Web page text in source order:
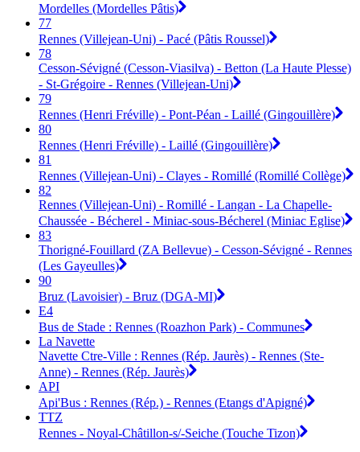
Mordelles (Mordelles Pâtis)
77
Rennes (Villejean-Uni) - Pacé (Pâtis Roussel)
78
Cesson-Sévigné (Cesson-Viasilva) - Betton (La Haute Plesse)
- St-Grégoire - Rennes (Villejean-Uni)
79
Rennes (Henri Fréville) - Pont-Péan - Laillé (Gingouillère)
80
Rennes (Henri Fréville) - Laillé (Gingouillère)
81
Rennes (Villejean-Uni) - Clayes - Romillé (Romillé Collège)
82
Rennes (Villejean-Uni) - Romillé - Langan - La Chapelle-
Chaussée - Bécherel - Miniac-sous-Bécherel (Miniac Eglise)
83
Thorigné-Fouillard (ZA Bellevue) - Cesson-Sévigné - Rennes
(Les Gayeulles)
90
Bruz (Lavoisier) - Bruz (DGA-MI)
E4
Bus de Stade : Rennes (Roazhon Park) - Communes
La Navette
Navette Ctre-Ville : Rennes (Rép. Jaurès) - Rennes (Ste-
Anne) - Rennes (Rép. Jaurès)
API
Api'Bus : Rennes (Rép.) - Rennes (Etangs d'Apigné)
TTZ
Rennes - Noyal-Châtillon-s/-Seiche (Touche Tizon)